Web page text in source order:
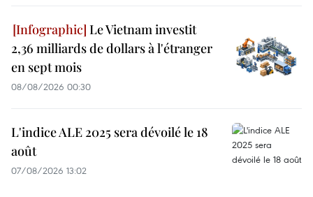
Le Vietnam investit
2,36 milliards de dollars à l'étranger
en sept mois
08/08/2026 00:30
L'indice ALE 2025 sera dévoilé le 18
août
07/08/2026 13:02